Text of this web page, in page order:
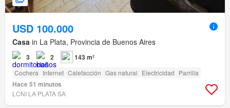
USD 100.000
Casa in La Plata, Provincia de Buenos Aires
3 2 143 m²
Cochera Internet Calefacción Gas natural Electricidad Parrilla
Hace 51 minutos
LCNI LA PLATA SA